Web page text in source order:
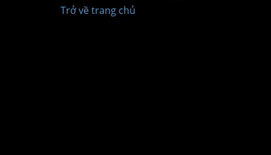
Trở về trang chủ